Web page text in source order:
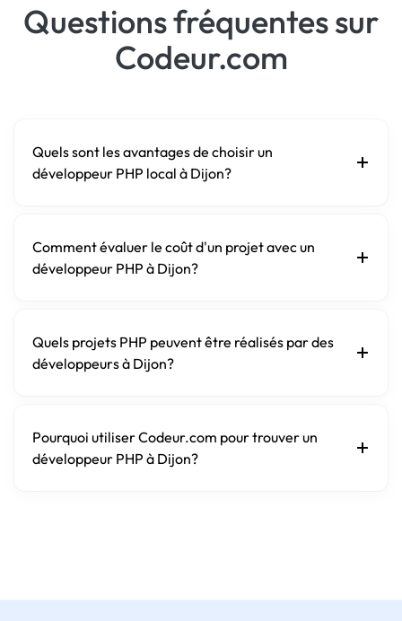
Questions fréquentes sur
Codeur.com
Quels sont les avantages de choisir un
développeur PHP local à Dijon?
Comment évaluer le coût d'un projet avec un
développeur PHP à Dijon?
Quels projets PHP peuvent être réalisés par des
développeurs à Dijon?
Pourquoi utiliser Codeur.com pour trouver un
développeur PHP à Dijon?